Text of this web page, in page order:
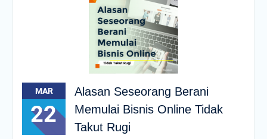
MAR
22
Alasan Seseorang Berani
Memulai Bisnis Online Tidak
Takut Rugi